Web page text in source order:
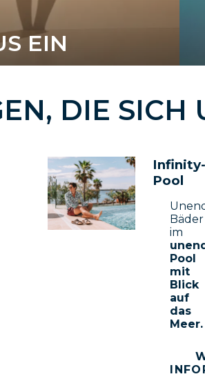
EIN
, DIE SICH
Infinity-
Pool
Bäder
im
Pool
mit
Blick
auf
das
Meer.